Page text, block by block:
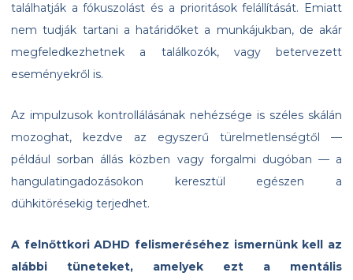
találhatják a fókuszolást és a prioritások felállítását. Emiatt
nem tudják tartani a határidőket a munkájukban, de akár
megfeledkezhetnek a találkozók, vagy betervezett
eseményekről is.
Az impulzusok kontrollálásának nehézsége is széles skálán
mozoghat, kezdve az egyszerű türelmetlenségtől —
például sorban állás közben vagy forgalmi dugóban — a
hangulatingadozásokon keresztül egészen a
dühkitörésekig terjedhet.
A felnőttkori ADHD felismeréséhez ismernünk kell az
alábbi tüneteket, amelyek ezt a mentális